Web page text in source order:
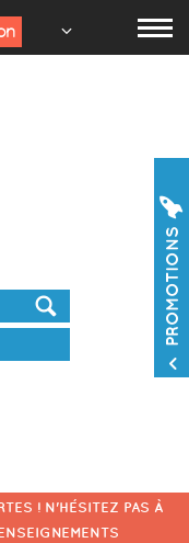
PROMOTIONS
! N'HÉSITEZ PAS À